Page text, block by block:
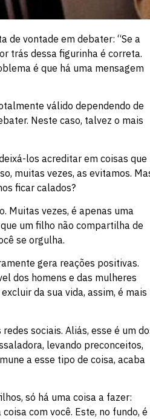
de vontade em debater: “Se a
trás dessa figurinha é correta.
é que há uma mensagem
válido dependendo de
Neste caso, talvez o mais
los acreditar em coisas que
muitas vezes, as evitamos.
ficar calados?
Muitas vezes, é apenas uma
um filho não compartilha de
se orgulha.
gera reações positivas.
dos homens e das mulheres
da sua vida, assim, é mais
sociais. Aliás, esse é um
levando preconceitos,
a esse tipo de coisa, acaba
só há uma coisa a fazer:
com você. Este, no fundo, é